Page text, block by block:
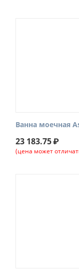
Ванна моечная
23 183.75₽
(цена может